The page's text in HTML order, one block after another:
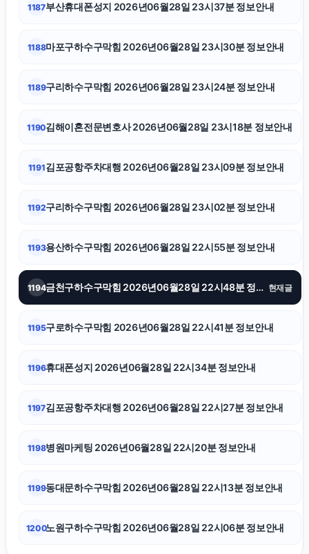
용인흥신소
서울이혼전문변호사
고양이파양
고양이파양
김포공항주차대행
1187부산휴대폰성지 2026년06월28일 23시37분 정보안내
1188마포구하수구막힘 2026년06월28일 23시30분 정보안내
1189구리하수구막힘 2026년06월28일 23시24분 정보안내
1190김해이혼전문변호사 2026년06월28일 23시18분 정보안내
1191김포공항주차대행 2026년06월28일 23시09분 정보안내
1192구리하수구막힘 2026년06월28일 23시02분 정보안내
1193용산하수구막힘 2026년06월28일 22시55분 정보안내
1194 금천구하수구막힘 2026년06월28일 22시48분 정보안내 현재글
1195구로하수구막힘 2026년06월28일 22시41분 정보안내
1196휴대폰성지 2026년06월28일 22시34분 정보안내
1197김포공항주차대행 2026년06월28일 22시27분 정보안내
1198병원마케팅 2026년06월28일 22시20분 정보안내
1199동대문하수구막힘 2026년06월28일 22시13분 정보안내
1200노원구하수구막힘 2026년06월28일 22시06분 정보안내